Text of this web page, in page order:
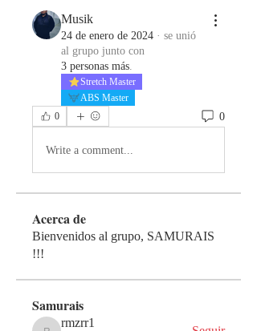
Musik
24 de enero de 2024 · se unió
al grupo junto con
3 personas más.
Stretch Master
ABS Master
0
0
Write a comment...
Acerca de
Bienvenidos al grupo, SAMURAIS
!!!
Samurais
rmzrr1